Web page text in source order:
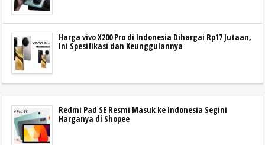
Harga vivo X200 Pro di Indonesia Dihargai Rp17 Jutaan,
Ini Spesifikasi dan Keunggulannya
Redmi Pad SE Resmi Masuk ke Indonesia Segini
Harganya di Shopee